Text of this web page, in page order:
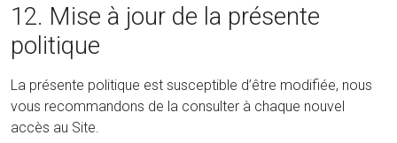
12. Mise à jour de la présente
politique
La présente politique est susceptible d’être modifiée, nous
vous recommandons de la consulter à chaque nouvel
accès au Site.